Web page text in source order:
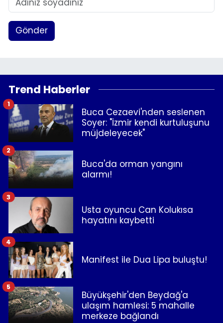
Gönder
Trend Haberler
Buca Cezaevi'nden seslenen
Soyer: "İzmir kendi kurtuluşunu
müjdeleyecek"
1
Buca'da orman yangını
alarmı!
2
Usta oyuncu Can Kolukısa
hayatını kaybetti
3
Manifest ile Dua Lipa buluştu!
4
Büyükşehir'den Beydağ'a
ulaşım hamlesi: 5 mahalle
merkeze bağlandı
5